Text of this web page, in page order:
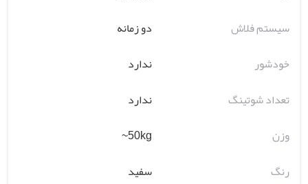
سیستم فلاش
دو زمانه
خودشور
ندارد
تعداد شوتینگ
ندارد
وزن
50kg~
رنگ
سفید